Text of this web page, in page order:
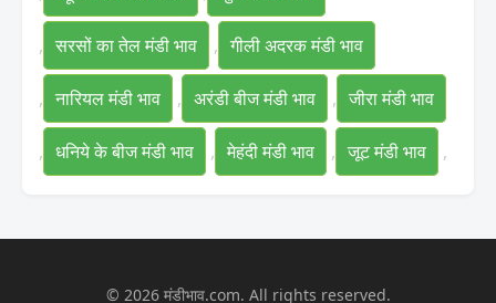
, सरसों का तेल मंडी भाव , गीली अदरक मंडी भाव
, नारियल मंडी भाव , अरंडी बीज मंडी भाव , जीरा मंडी भाव
, धनिये के बीज मंडी भाव , मेहंदी मंडी भाव , जूट मंडी भाव ,
© 2026 मंडीभाव.com. All rights reserved.